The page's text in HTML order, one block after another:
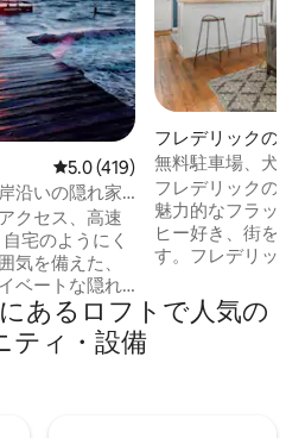
レビュー419件、5つ星中5.0つ
5.0 (419)
沿いの隠れ家
クセス、高速
宅のようにく
気を備えた、
ベートな隠れ
をお楽しみく
ります。ご自
フレデリックのロ
無料駐車場、犬
ヒーショップまで
フレデリックのダ
魅力的なフラット
ヒー好き、街を
す。フレデリック
にぴったりの拠
ティ、地元のお
あるロフトで人気の
ティ・設備